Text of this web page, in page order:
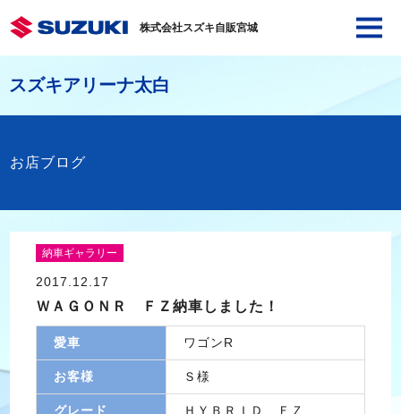
株式会社スズキ自販宮城
スズキアリーナ太白
お店ブログ
納車ギャラリー
2017.12.17
ＷＡＧＯＮＲ ＦＺ納車しました！
愛車 ワゴンR
お客様 Ｓ様
グレード ＨＹＢＲＩＤ ＦＺ